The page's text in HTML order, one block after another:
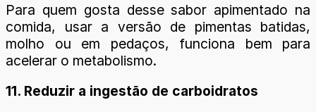
Para quem gosta desse sabor apimentado na
comida, usar a versão de pimentas batidas,
molho ou em pedaços, funciona bem para
acelerar o metabolismo.
11. Reduzir a ingestão de carboidratos